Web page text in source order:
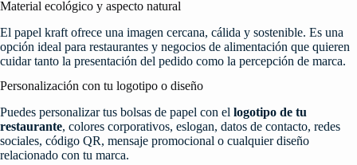
Material ecológico y aspecto natural
El papel kraft ofrece una imagen cercana, cálida y sostenible. Es una
opción ideal para restaurantes y negocios de alimentación que quieren
cuidar tanto la presentación del pedido como la percepción de marca.
Personalización con tu logotipo o diseño
Puedes personalizar tus bolsas de papel con el logotipo de tu
restaurante, colores corporativos, eslogan, datos de contacto, redes
sociales, código QR, mensaje promocional o cualquier diseño
relacionado con tu marca.